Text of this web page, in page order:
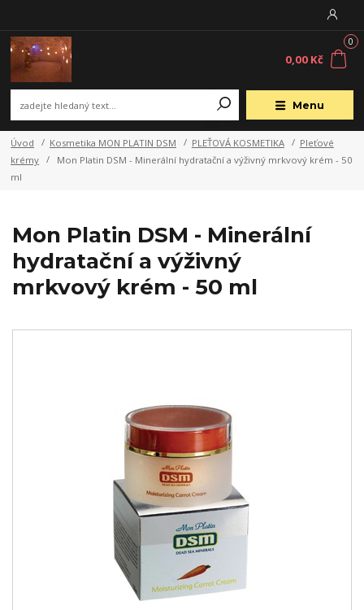
Menu
0
0,00 Kč
Úvod Kosmetika MON PLATIN DSM PLEŤOVÁ KOSMETIKA
Pleťové
krémy
Mon Platin DSM - Minerální hydratační a výživný mrkvový krém - 50
ml
Mon Platin DSM - Minerální
hydratační a výživný
mrkvový krém - 50 ml